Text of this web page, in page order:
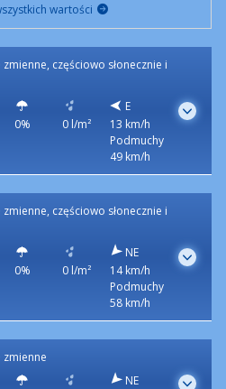
wartości
częściowo słonecznie i
0% 0 l/m²
E
13 km/h
Podmuchy
49 km/h
częściowo słonecznie i
0% 0 l/m²
NE
14 km/h
Podmuchy
58 km/h
zmienne
NE